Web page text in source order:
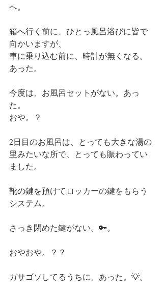
へ。
箱へ行く前に、ひとっ風呂浴びに皆で
向かいますが、
車に乗り込む前に、時計が無くなる。
あった。
今度は、お風呂セットがない。あっ
た。
おや。？
2日目のお風呂は、とっても大きな湯の
里みたいな所で、とっても賑わってい
ました。
靴の鍵を預けてロッカーの鍵をもらう
システム。
さっき閉めた鍵がない。🔑。
おやおや。？？
ガサゴソしてるうちに、あった。💡。